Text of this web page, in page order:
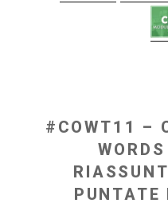
#COWT11 –
PUNTATE